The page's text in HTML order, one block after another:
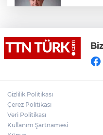
Yeni aldığı
gözyaşları
Gizlilik Politikası
Çerez Politikası
Veri Politikası
Kullanım Şartnamesi